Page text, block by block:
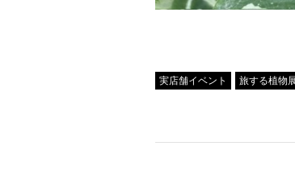
実店舗イベント 旅する植物